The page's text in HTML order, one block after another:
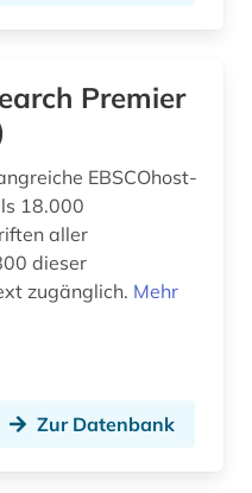
Premier
EBSCOhost-
18.000
aller
dieser
zugänglich. Mehr
Zur Datenbank